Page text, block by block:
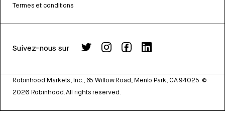
Termes et conditions
Suivez-nous sur
Robinhood Markets, Inc., 85 Willow Road, Menlo Park, CA 94025. ©
2026 Robinhood. All rights reserved.